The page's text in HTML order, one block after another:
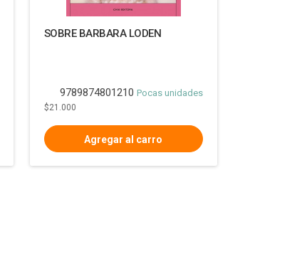
SOBRE BARBARA LODEN
9789874801210 Pocas unidades
$21.000